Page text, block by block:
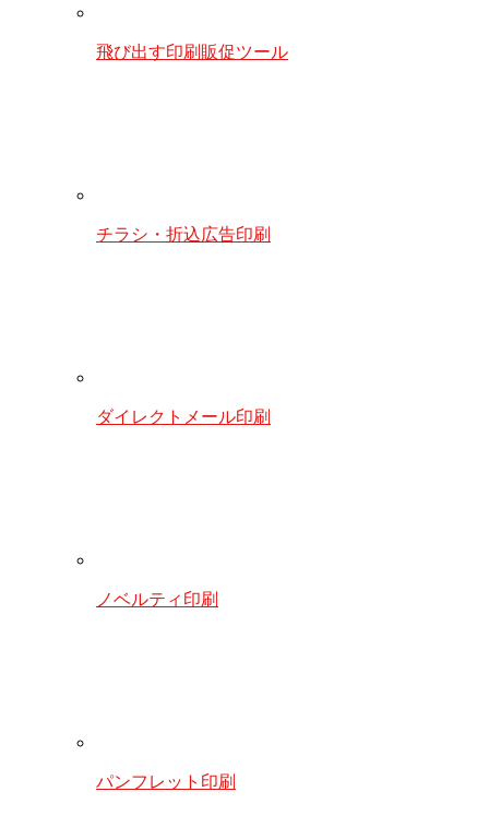
飛び出す印刷販促ツール
チラシ・折込広告印刷
ダイレクトメール印刷
ノベルティ印刷
パンフレット印刷